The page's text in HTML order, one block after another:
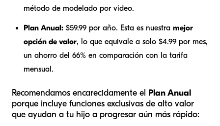
método de modelado por video.
Plan Anual: $59.99 por año. Esta es nuestra mejor
opción de valor, lo que equivale a solo $4.99 por mes,
un ahorro del 66% en comparación con la tarifa
mensual.
Recomendamos encarecidamente el Plan Anual
porque incluye funciones exclusivas de alto valor
que ayudan a tu hijo a progresar aún más rápido: